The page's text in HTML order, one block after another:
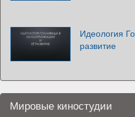
Идеология
развитие
Мировые киностудии